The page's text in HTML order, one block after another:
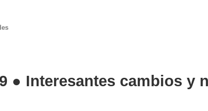
● Interesantes cambios y